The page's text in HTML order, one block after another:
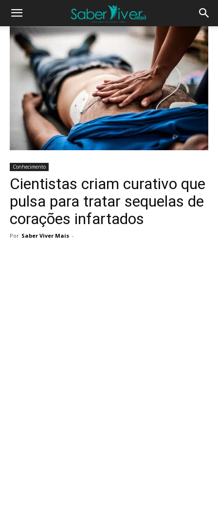
Conhecimento
Cientistas criam curativo que
pulsa para tratar sequelas de
corações infartados
Por Saber Viver Mais -